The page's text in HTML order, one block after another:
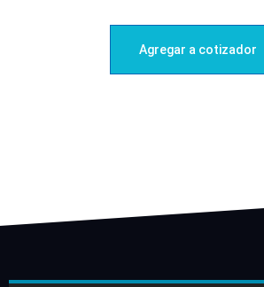
Agregar a cotizador